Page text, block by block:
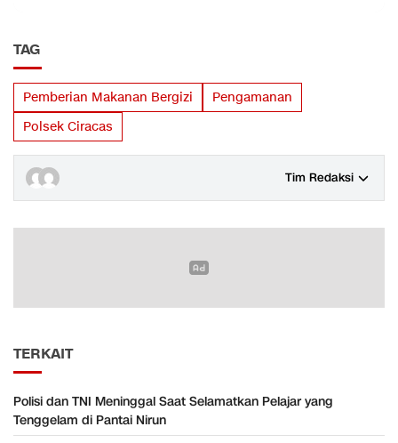
TAG
Pemberian Makanan Bergizi
Pengamanan
Polsek Ciracas
Tim Redaksi
TERKAIT
Polisi dan TNI Meninggal Saat Selamatkan Pelajar yang
Tenggelam di Pantai Nirun